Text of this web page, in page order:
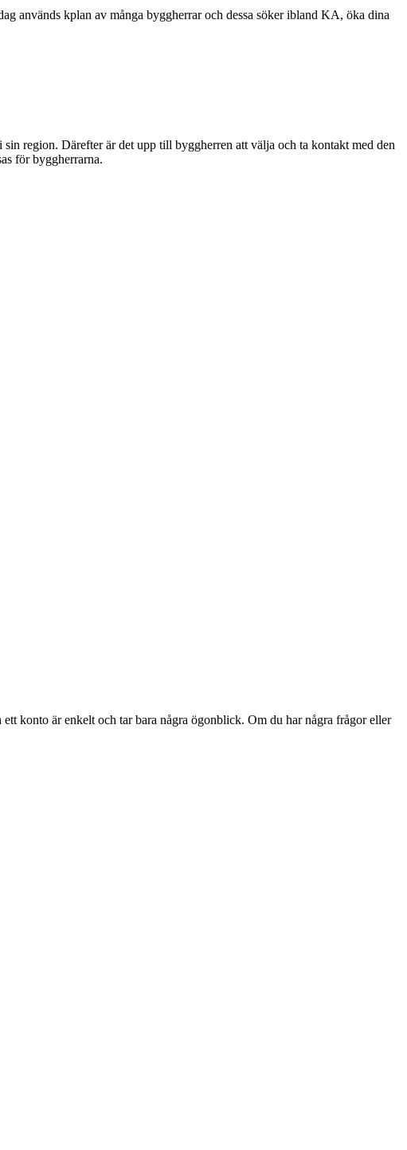
används kplan av många byggherrar och dessa söker ibland KA, öka dina
region. Därefter är det upp till byggherren att välja och ta kontakt med den
för byggherrarna.
konto är enkelt och tar bara några ögonblick. Om du har några frågor eller